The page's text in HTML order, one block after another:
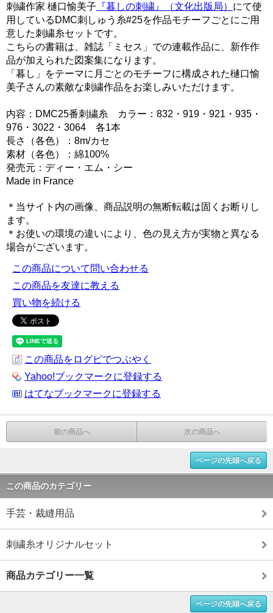
刺繍作家 樋口愉美子 『暮しの刺繍』（文化出版局） にて使
用しているDMC刺しゅう糸#25を作品モチーフごとにご用
意した刺繍糸セットです。
こちらの書籍は、雑誌「ミセス」での連載作品に、新作作
品が加えられた図案集になります。
「暮し」をテーマに月ごとのモチーフに構成された樋口愉
美子さんの素敵な刺繍作品をお楽しみいただけます。
内容：DMC25番刺繍糸 カラー：832・919・921・935・
976・3022・3064 各1本
長さ（各色）：8m/カセ
素材（各色）：綿100%
発売元：ディー・エム・シー
Made in France
＊当サイト内の画像、商品説明の無断転載は固くお断りし
ます。
＊お使いの環境の違いにより、色の見え方が実物と異なる
場合がございます。
この商品について問い合わせる
この商品を友達に教える
買い物を続ける
この商品をログピでつぶやく
Yahoo!ブックマークに登録する
はてなブックマークに登録する
前の商品へ 次の商品へ
ページの先頭へ戻る
この商品のカテゴリー
手芸・裁縫用品
刺繍糸オリジナルセット
商品カテゴリー一覧
ページの先頭へ戻る